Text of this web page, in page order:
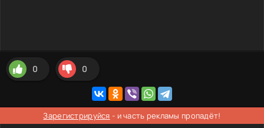
0 0
Зарегистрируйся - и часть рекламы пропадёт!